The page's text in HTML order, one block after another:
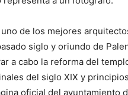
de los mejores
siglo y oriundo de
a cabo la reforma del
del siglo XIX y
oficial del ayuntamiento